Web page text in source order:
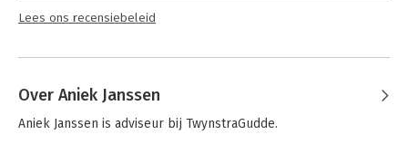
Lees ons recensiebeleid
Over Aniek Janssen
Aniek Janssen is adviseur bij TwynstraGudde.